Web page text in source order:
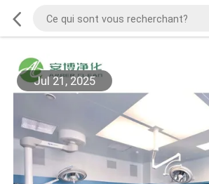
Jul 21, 2025